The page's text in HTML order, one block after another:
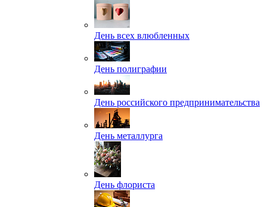
День всех влюбленных
День полиграфии
День российского предпринимательства
День металлурга
День флориста